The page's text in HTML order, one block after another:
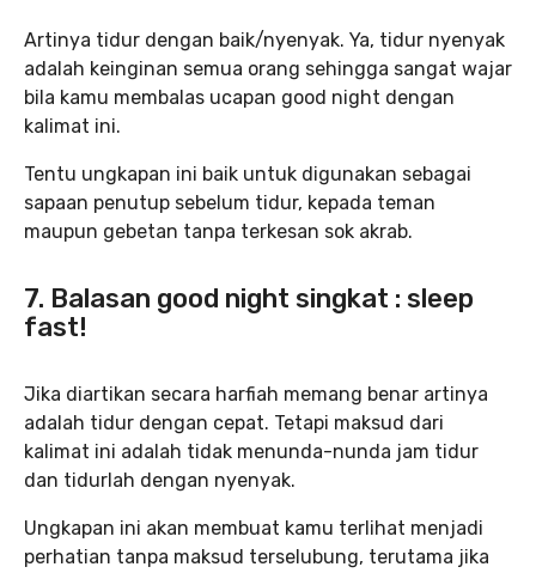
Artinya tidur dengan baik/nyenyak. Ya, tidur nyenyak
adalah keinginan semua orang sehingga sangat wajar
bila kamu membalas ucapan good night dengan
kalimat ini.
Tentu ungkapan ini baik untuk digunakan sebagai
sapaan penutup sebelum tidur, kepada teman
maupun gebetan tanpa terkesan sok akrab.
7. Balasan good night singkat : sleep
fast!
Jika diartikan secara harfiah memang benar artinya
adalah tidur dengan cepat. Tetapi maksud dari
kalimat ini adalah tidak menunda-nunda jam tidur
dan tidurlah dengan nyenyak.
Ungkapan ini akan membuat kamu terlihat menjadi
perhatian tanpa maksud terselubung, terutama jika